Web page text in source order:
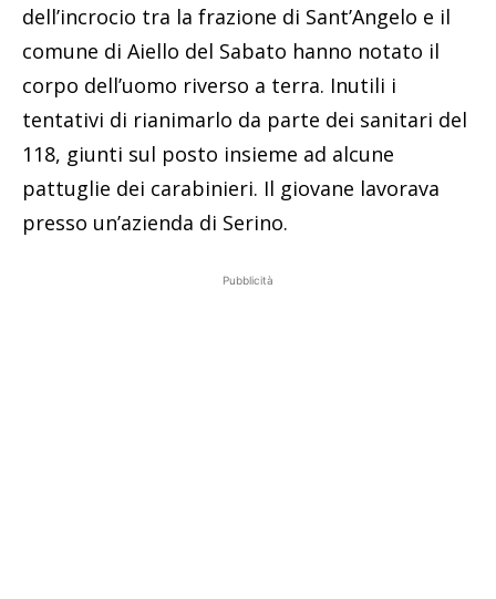
dell’incrocio tra la frazione di Sant’Angelo e il
comune di Aiello del Sabato hanno notato il
corpo dell’uomo riverso a terra. Inutili i
tentativi di rianimarlo da parte dei sanitari del
118, giunti sul posto insieme ad alcune
pattuglie dei carabinieri. Il giovane lavorava
presso un’azienda di Serino.
Pubblicità